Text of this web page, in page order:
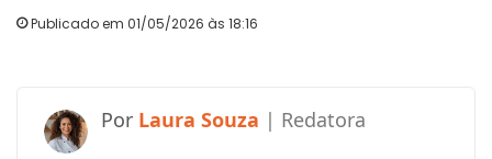
Publicado em 01/05/2026 às 18:16
Laura Souza